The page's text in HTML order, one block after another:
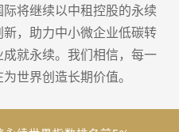
将继续以中租控股的永续
，助力中小微企业低碳转
就永续。我们相信，每一
世界创造长期价值。